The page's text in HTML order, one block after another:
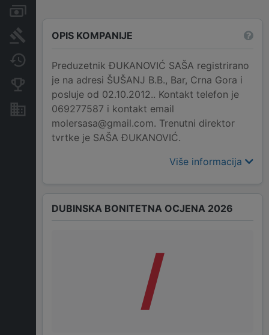
Arhiva sudskih objava
Promjene
Konkurentne kompanije
Nekretnine i imovina
OPIS KOMPANIJE
Preduzetnik ĐUKANOVIĆ SAŠA registrirano
je na adresi ŠUŠANJ B.B., Bar, Crna Gora i
posluje od 02.10.2012.. Kontakt telefon je
069277587 i kontakt email
molersasa@gmail.com. Trenutni direktor
tvrtke je SAŠA ĐUKANOVIĆ.
Više informacija
DUBINSKA BONITETNA OCJENA 2026
/